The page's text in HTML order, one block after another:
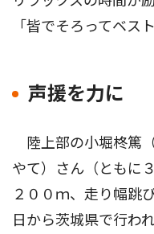
「皆でそろってベス
声援を力に
陸上部の小堀柊篤
やて）さん（ともに
２００ｍ、走り幅跳
日から茨城県で行わ